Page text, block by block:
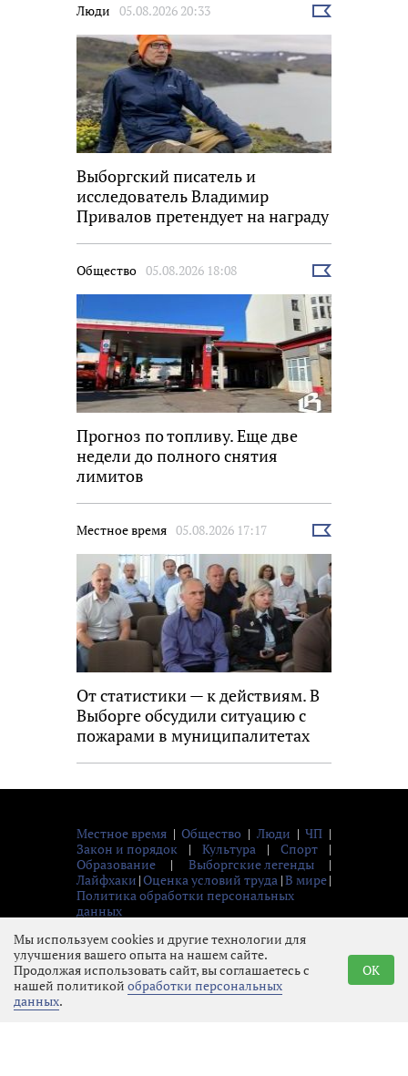
Люди 05.08.2026 20:33
Выбрать
Выборгский писатель и
исследователь Владимир
Привалов претендует на награду
Общество 05.08.2026 18:08
Выбрать
Прогноз по топливу. Еще две
недели до полного снятия
лимитов
Местное время 05.08.2026 17:17
Выбрать
От статистики — к действиям. В
Выборге обсудили ситуацию с
пожарами в муниципалитетах
Местное время | Общество | Люди | ЧП |
Закон и порядок
| Культура | Спорт
|
Образование
| Выборгские легенды
|
Лайфхаки |Оценка условий труда |В мире|
Политика обработки персональных
данных
© 2026 Газета «Выборг»
Мы используем cookies и другие технологии для
улучшения вашего опыта на нашем сайте.
Продолжая использовать сайт, вы соглашаетесь с
нашей политикой обработки персональных
данных.
OK